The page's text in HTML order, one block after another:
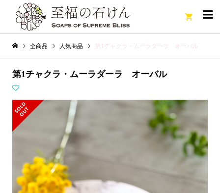

全商品 人気商品 第1チャクラ・ムーラダーラ オーバル
第1チャクラ・ムーラダーラ オーバル
S
O
L
D
O
U
T